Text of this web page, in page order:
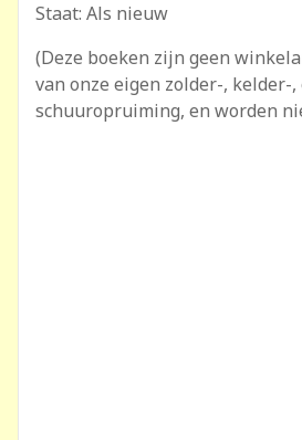
Staat: Als nieuw
(Deze boeken zijn geen
van onze eigen zolder-, kelder-,
schuuropruiming, en worden